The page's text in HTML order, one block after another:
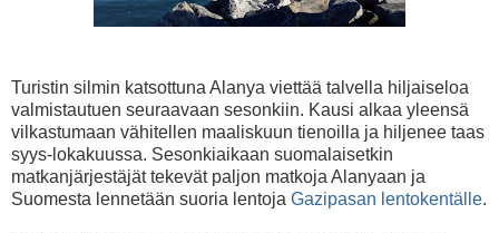
Turistin silmin katsottuna Alanya viettää talvella hiljaiseloa
valmistautuen seuraavaan sesonkiin. Kausi alkaa yleensä
vilkastumaan vähitellen maaliskuun tienoilla ja hiljenee taas
syys-lokakuussa. Sesonkiaikaan suomalaisetkin
matkanjärjestäjät tekevät paljon matkoja Alanyaan ja
Suomesta lennetään suoria lentoja Gazipasan lentokentälle.